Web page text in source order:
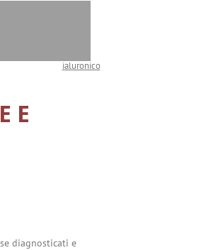
ialuronico
E
diagnosticati e